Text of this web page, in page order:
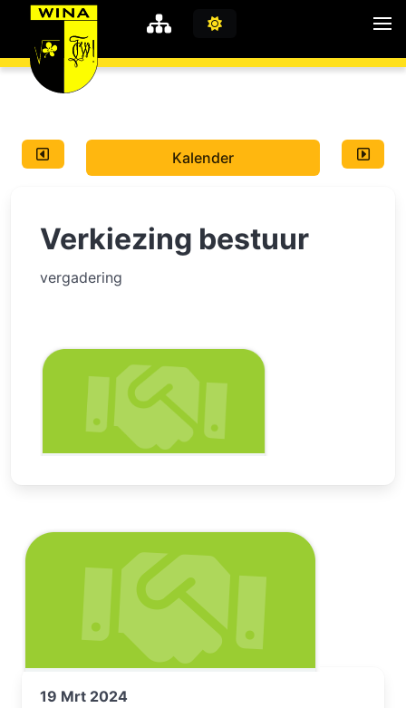
WiNA MyWiNA
Kalender
Verkiezing bestuur
vergadering
19 Mrt 2024